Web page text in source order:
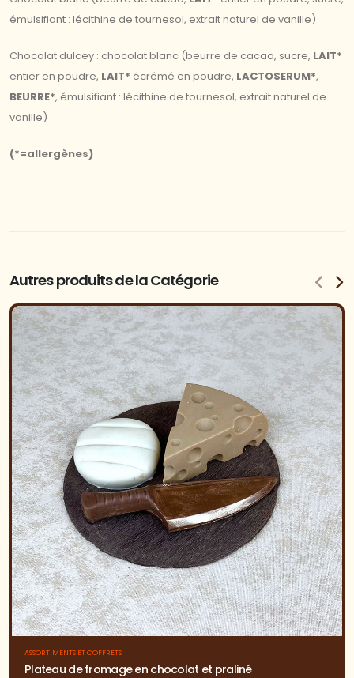
émulsifiant : lécithine de tournesol, extrait naturel de vanille)
Chocolat dulcey : chocolat blanc (beurre de cacao, sucre, LAIT*
entier en poudre, LAIT* écrémé en poudre, LACTOSERUM*,
BEURRE*, émulsifiant : lécithine de tournesol, extrait naturel de
vanille)
(*=allergènes)
Autres produits de la Catégorie
ASSORTIMENTS ET COFFRETS
Plateau de fromage en chocolat et praliné